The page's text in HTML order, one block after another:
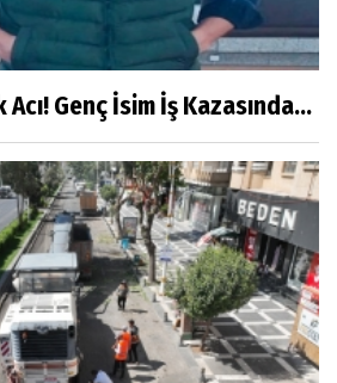
Genç İsim İş Kazasında...